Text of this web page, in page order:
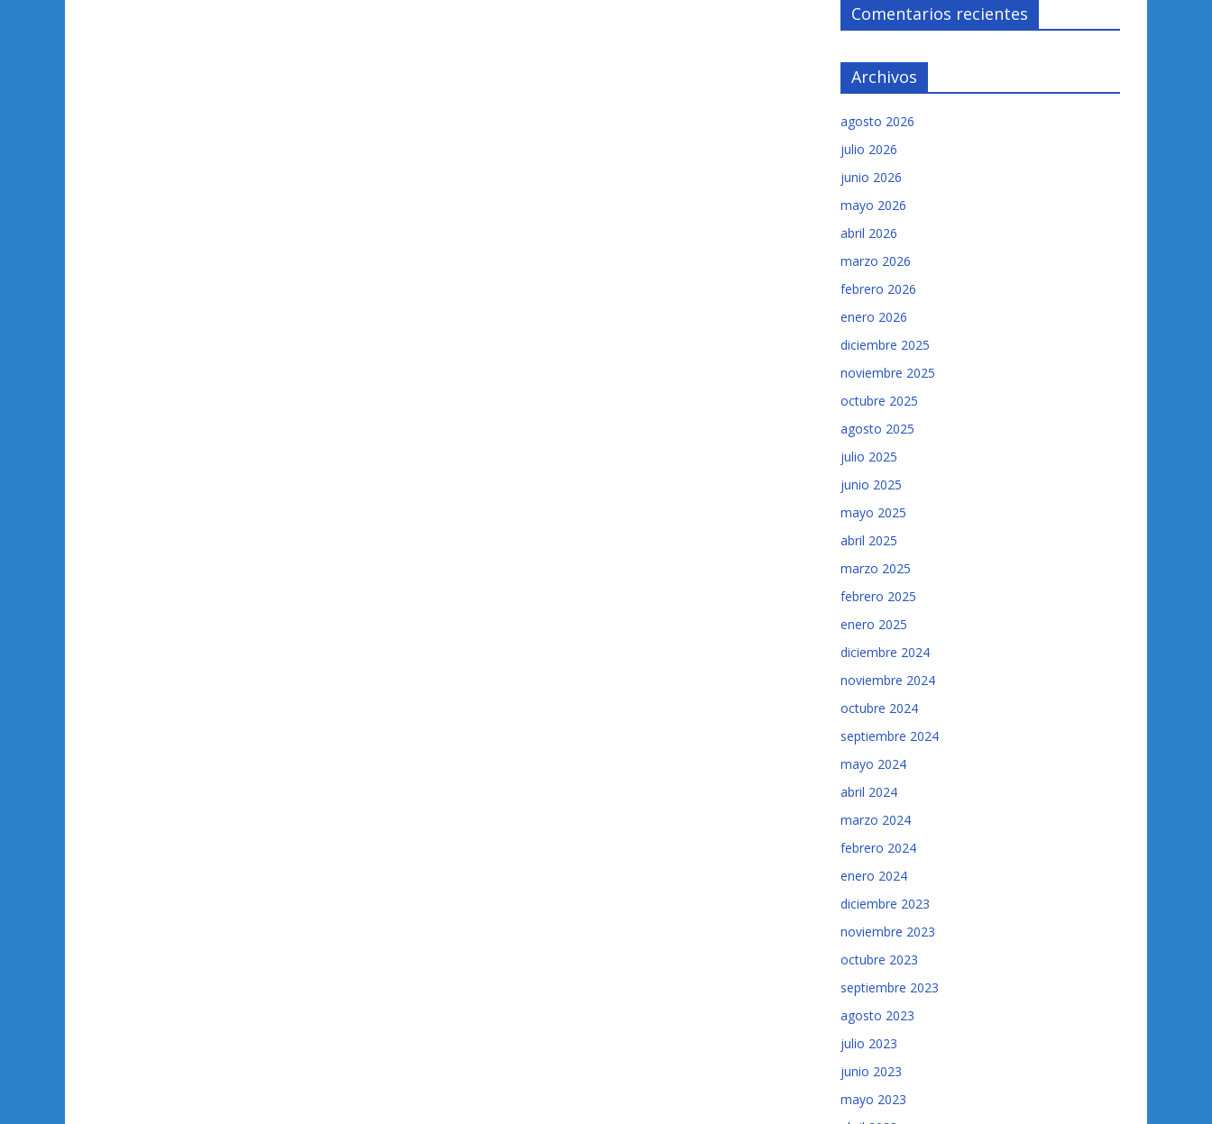
Comentarios recientes
Archivos
agosto 2026
julio 2026
junio 2026
mayo 2026
abril 2026
marzo 2026
febrero 2026
enero 2026
diciembre 2025
noviembre 2025
octubre 2025
agosto 2025
julio 2025
junio 2025
mayo 2025
abril 2025
marzo 2025
febrero 2025
enero 2025
diciembre 2024
noviembre 2024
octubre 2024
septiembre 2024
mayo 2024
abril 2024
marzo 2024
febrero 2024
enero 2024
diciembre 2023
noviembre 2023
octubre 2023
septiembre 2023
agosto 2023
julio 2023
junio 2023
mayo 2023